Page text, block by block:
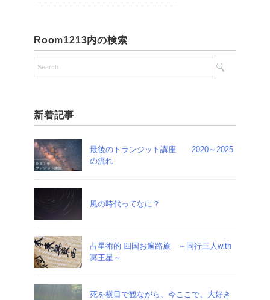
Room1213内の検索
新着記事
最後のトランジット講座 2020～2025
の流れ
風の時代ってなに？
占星術的 四国お遍路旅 ～同行三人with
冥王星～
死を横目で観ながら、今ここで、大好き